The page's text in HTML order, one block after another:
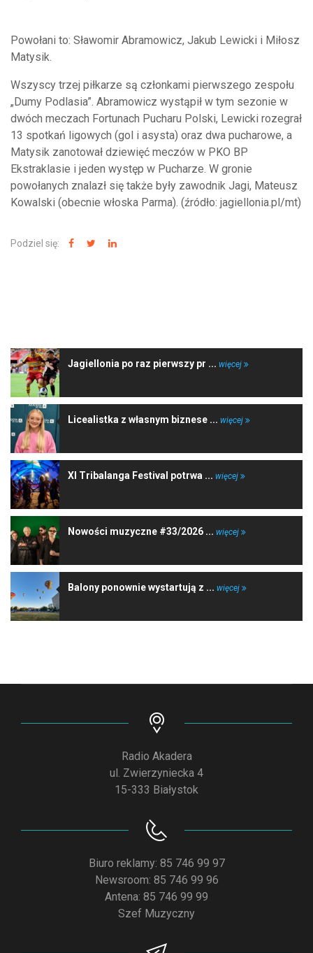
Powołani to: Sławomir Abramowicz, Jakub Lewicki i Miłosz
Matysik.
Wszyscy trzej piłkarze są członkami pierwszego zespołu
„Dumy Podlasia”. Abramowicz wystąpił w tym sezonie w
dwóch meczach Fortunach Pucharu Polski, Lewicki rozegrał
13 spotkań ligowych (gol i asysta) oraz dwa pucharowe, a
Matysik zanotował dziewięć meczów w PKO BP
Ekstraklasie i jeden występ w Pucharze. W gronie
powołanych znalazł się także były zawodnik Jagi, Mateusz
Kowalski (obecnie włoska Parma). (źródło: jagiellonia.pl/mt)
Podziel się:
Jagiellonia po raz pierwszy pr ... więcej
Licealistka z własnym biznese ... więcej
XI Tribalanga Festival potrwa ... więcej
Nowości muzyczne #33/2026 ... więcej
Balony ponownie wystartują z ... więcej
Radio Akadera
ul. Zwierzyniecka 4
15-333 Białystok
Biuro reklamy: 85 746 99 97
Newsroom: 85 746 99 96
Antena: 85 746 99 99
Szef Muzyczny